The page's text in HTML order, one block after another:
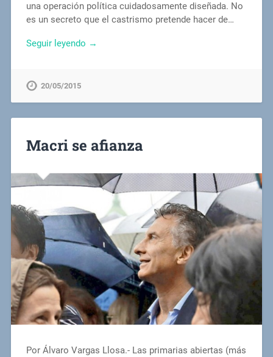
una operación política cuidadosamente diseñada. No
es un secreto que el castrismo pretende hacer de…
Seguir leyendo →
20/05/2015
Macri se afianza
Por Álvaro Vargas Llosa.- Las primarias abiertas (más